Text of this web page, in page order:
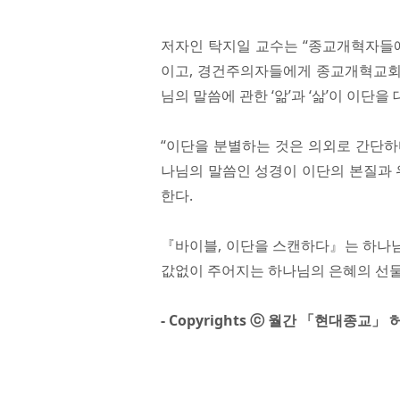
저자인 탁지일 교수는 “종교개혁자
이고, 경건주의자들에게 종교개혁교
님의 말씀에 관한 ‘앎’과 ‘삶’이 이단
“이단을 분별하는 것은 의외로 간단
나님의 말씀인 성경이 이단의 본질
한다.
『바이블, 이단을 스캔하다』는 하
값없이 주어지는 하나님의 은혜의 선
- Copyrights ⓒ 월간 「현대종교」